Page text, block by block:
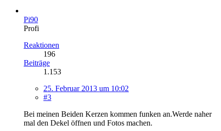
Pi90
Profi
Reaktionen
196
Beiträge
1.153
25. Februar 2013 um 10:02
#3
Bei meinen Beiden Kerzen kommen funken an.Werde naher
mal den Dekel öffnen und Fotos machen.